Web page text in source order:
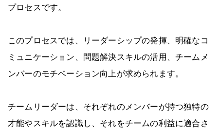
プロセスです。
このプロセスでは、リーダーシップの発揮、明確なコ
ミュニケーション、問題解決スキルの活用、チームメ
ンバーのモチベーション向上が求められます。
チームリーダーは、それぞれのメンバーが持つ独特の
才能やスキルを認識し、それをチームの利益に適合さ